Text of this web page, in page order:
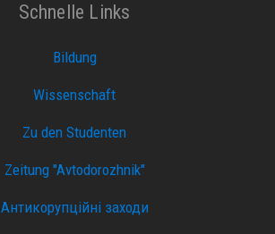
Schnelle Links
Bildung
Wissenschaft
Zu den Studenten
Zeitung "Avtodorozhnik"
Антикорупційні заходи